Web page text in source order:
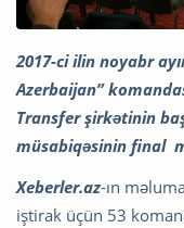
2017-ci ilin noyabr
Azerbaijan”
Transfer şirkətinin
müsabiqəsinin final
Xeberler.az-ın
iştirak üçün 53